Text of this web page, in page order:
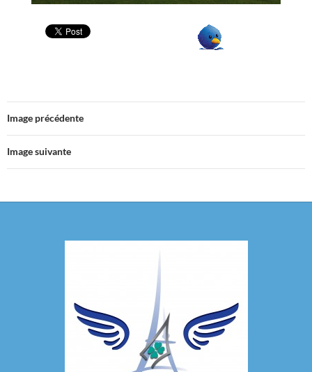
Image précédente
Image suivante